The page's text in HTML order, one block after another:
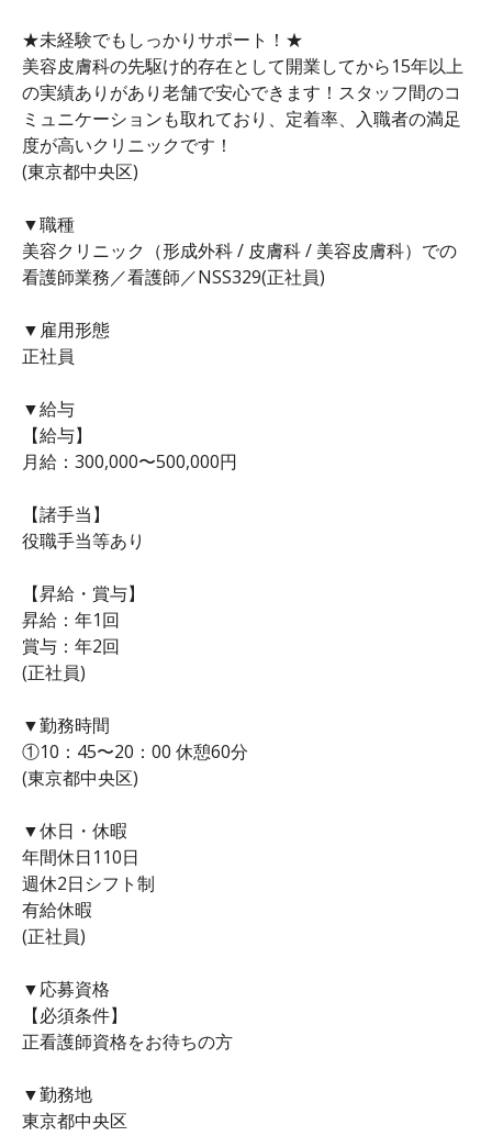
★未経験でもしっかりサポート！★
美容皮膚科の先駆け的存在として開業してから15年以上
の実績ありがあり老舗で安心できます！スタッフ間のコ
ミュニケーションも取れており、定着率、入職者の満足
度が高いクリニックです！
(東京都中央区)
▼職種
美容クリニック（形成外科 / 皮膚科 / 美容皮膚科）での
看護師業務／看護師／NSS329(正社員)
▼雇用形態
正社員
▼給与
【給与】
月給：300,000〜500,000円
【諸手当】
役職手当等あり
【昇給・賞与】
昇給：年1回
賞与：年2回
(正社員)
▼勤務時間
①10：45〜20：00 休憩60分
(東京都中央区)
▼休日・休暇
年間休日110日
週休2日シフト制
有給休暇
(正社員)
▼応募資格
【必須条件】
正看護師資格をお待ちの方
▼勤務地
東京都中央区